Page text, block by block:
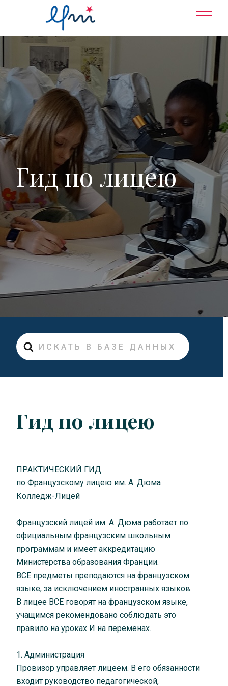
содержанию
Гид по лицею
Искать
Гид по лицею
ПРАКТИЧЕСКИЙ ГИД
по Французскому лицею им. А. Дюма
Колледж-Лицей
Французский лицей им. А. Дюма работает по
официальным французским школьным
программам и имеет аккредитацию
Министерства образования Франции.
ВСЕ предметы преподаются на французском
языке, за исключением иностранных языков.
В лицее ВСЕ говорят на французском языке,
учащимся рекомендовано соблюдать это
правило на уроках И на переменах.
1. Администрация
Провизор управляет лицеем. В его обязанности
входит руководство педагогической,